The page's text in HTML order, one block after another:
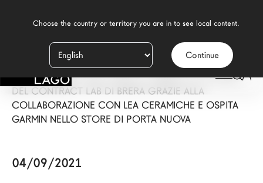
Continue
Prodotti
Ispirazione
Configuratore
PRESS/
FUORISALONE: LAGO APRE AL PUBBLICO LE PORTE
DEL CONTRACT LAB DI BRERA GRAZIE ALLA
COLLABORAZIONE CON LEA CERAMICHE E OSPITA
GARMIN NELLO STORE DI PORTA NUOVA
04/09/2021